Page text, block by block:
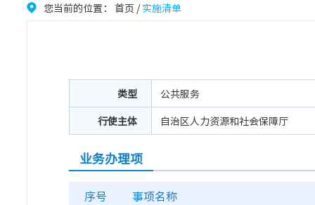
您当前的位置： 首页 /实施清单
类型
公共服务
行使主体
自治区人力资源和社会保障厅
业务办理项
序号 事项名称